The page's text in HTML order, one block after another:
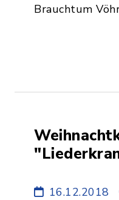
Brauchtum
16.12.2018